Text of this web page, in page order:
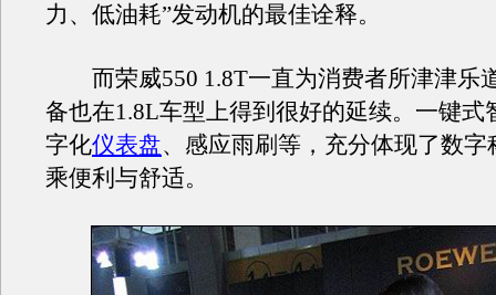
力、低油耗”发动机的最佳诠释。
而荣威550 1.8T一直为消费者所津津乐
备也在1.8L车型上得到很好的延续。一键式
字化仪表盘、感应雨刷等，充分体现了数字
乘便利与舒适。